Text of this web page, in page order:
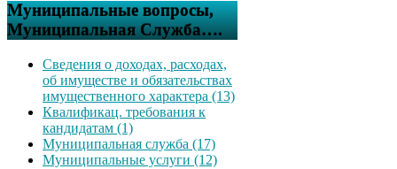
Муниципальные вопросы,
Муниципальная Служба….
Сведения о доходах, расходах,
об имуществе и обязательствах
имущественного характера (13)
Квалификац. требования к
кандидатам (1)
Муниципальная служба (17)
Муниципальные услуги (12)